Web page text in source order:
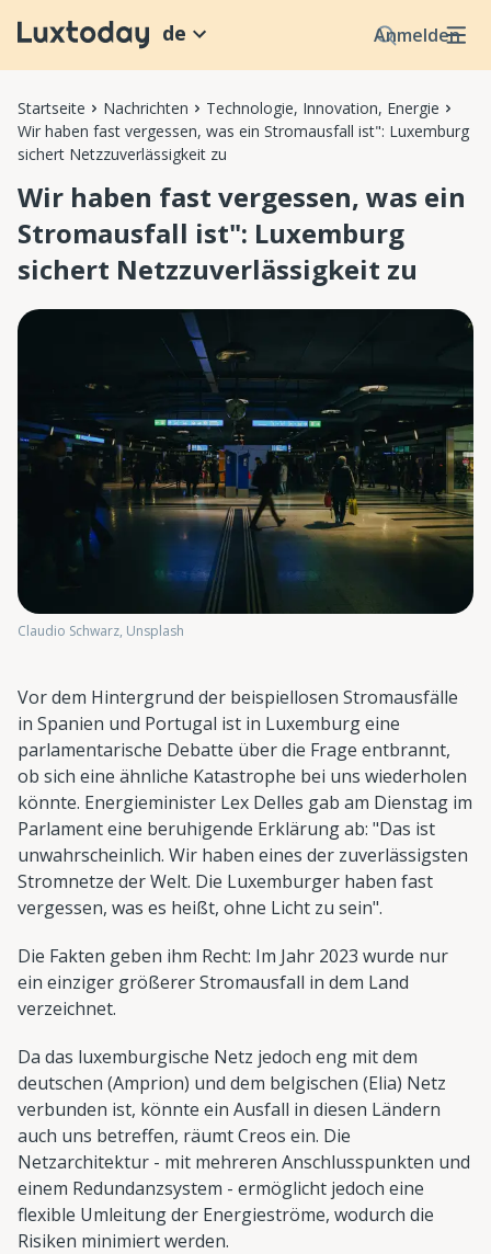
Anmelden
de
Startseite Nachrichten
Technologie, Innovation, Energie
Wir haben fast vergessen, was ein Stromausfall ist": Luxemburg
sichert Netzzuverlässigkeit zu
Wir haben fast vergessen, was ein
Stromausfall ist": Luxemburg
sichert Netzzuverlässigkeit zu
Claudio Schwarz, Unsplash
Vor dem Hintergrund der beispiellosen Stromausfälle
in Spanien und Portugal ist in Luxemburg eine
parlamentarische Debatte über die Frage entbrannt,
ob sich eine ähnliche Katastrophe bei uns wiederholen
könnte. Energieminister Lex Delles gab am Dienstag im
Parlament eine beruhigende Erklärung ab: "Das ist
unwahrscheinlich. Wir haben eines der zuverlässigsten
Stromnetze der Welt. Die Luxemburger haben fast
vergessen, was es heißt, ohne Licht zu sein".
Die Fakten geben ihm Recht: Im Jahr 2023 wurde nur
ein einziger größerer Stromausfall in dem Land
verzeichnet.
Da das luxemburgische Netz jedoch eng mit dem
deutschen (Amprion) und dem belgischen (Elia) Netz
verbunden ist, könnte ein Ausfall in diesen Ländern
auch uns betreffen, räumt Creos ein. Die
Netzarchitektur - mit mehreren Anschlusspunkten und
einem Redundanzsystem - ermöglicht jedoch eine
flexible Umleitung der Energieströme, wodurch die
Risiken minimiert werden.